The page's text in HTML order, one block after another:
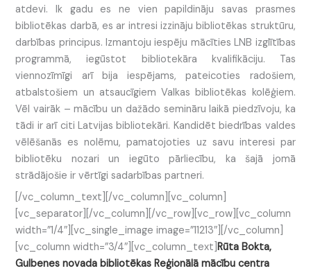
atdevi. Ik gadu es ne vien papildināju savas prasmes
bibliotēkas darbā, es ar intresi izzināju bibliotēkas struktūru,
darbības principus. Izmantoju iespēju mācīties LNB izglītības
programmā, iegūstot bibliotekāra kvalifikāciju. Tas
viennozīmīgi arī bija iespējams, pateicoties radošiem,
atbalstošiem un atsaucīgiem Valkas bibliotēkas kolēģiem.
Vēl vairāk – mācību un dažādo semināru laikā piedzīvoju, ka
tādi ir arī citi Latvijas bibliotekāri. Kandidēt biedrības valdes
vēlēšanās es nolēmu, pamatojoties uz savu interesi par
bibliotēku nozari un iegūto pārliecību, ka šajā jomā
strādājošie ir vērtīgi sadarbības partneri.
[/vc_column_text][/vc_column][vc_column]
[vc_separator][/vc_column][/vc_row][vc_row][vc_column
width=”1/4″][vc_single_image image=”11213″][/vc_column]
[vc_column width=”3/4″][vc_column_text]Rūta Bokta,
Gulbenes novada bibliotēkas Reģionālā mācību centra